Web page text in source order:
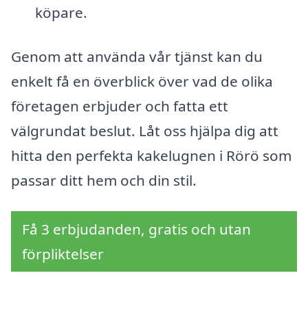
köpare.
Genom att använda vår tjänst kan du
enkelt få en överblick över vad de olika
företagen erbjuder och fatta ett
välgrundat beslut. Låt oss hjälpa dig att
hitta den perfekta kakelugnen i Rörö som
passar ditt hem och din stil.
Få 3 erbjudanden, gratis och utan
förpliktelser